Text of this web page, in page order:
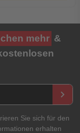
mehr &
keyboard_arrow_right
Sie sich für den
erhalten